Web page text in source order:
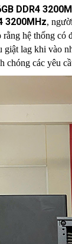
DDR4
3200MHz,
hệ thống có
giật lag khi vào
chóng các yêu